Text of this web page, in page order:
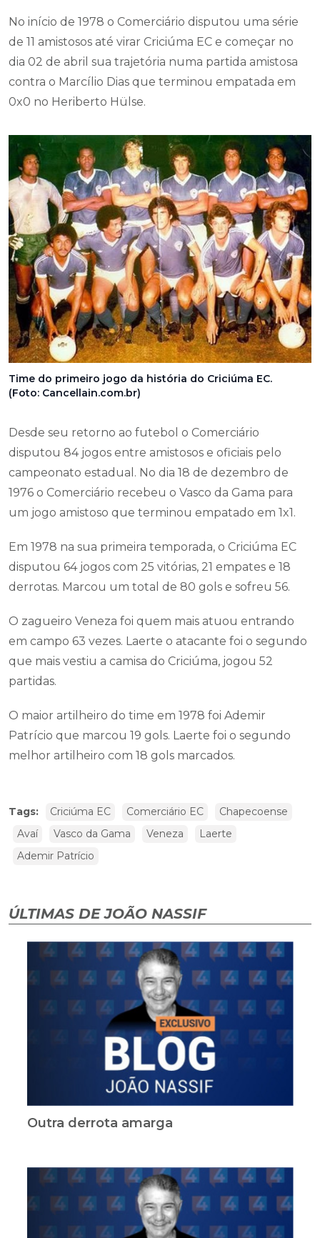
No início de 1978 o Comerciário disputou uma série
de 11 amistosos até virar Criciúma EC e começar no
dia 02 de abril sua trajetória numa partida amistosa
contra o Marcílio Dias que terminou empatada em
0x0 no Heriberto Hülse.
Time do primeiro jogo da história do Criciúma EC.
(Foto: Cancellain.com.br)
Desde seu retorno ao futebol o Comerciário
disputou 84 jogos entre amistosos e oficiais pelo
campeonato estadual. No dia 18 de dezembro de
1976 o Comerciário recebeu o Vasco da Gama para
um jogo amistoso que terminou empatado em 1x1.
Em 1978 na sua primeira temporada, o Criciúma EC
disputou 64 jogos com 25 vitórias, 21 empates e 18
derrotas. Marcou um total de 80 gols e sofreu 56.
O zagueiro Veneza foi quem mais atuou entrando
em campo 63 vezes. Laerte o atacante foi o segundo
que mais vestiu a camisa do Criciúma, jogou 52
partidas.
O maior artilheiro do time em 1978 foi Ademir
Patrício que marcou 19 gols. Laerte foi o segundo
melhor artilheiro com 18 gols marcados.
Tags: Criciúma EC Comerciário EC
Chapecoense
Avaí
Vasco da Gama Veneza
Laerte
Ademir Patrício
ÚLTIMAS DE JOÃO NASSIF
Outra derrota amarga